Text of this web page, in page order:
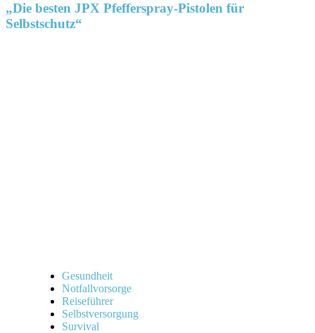
„Die besten JPX Pfefferspray-Pistolen für
Selbstschutz“
Gesundheit
Notfallvorsorge
Reiseführer
Selbstversorgung
Survival